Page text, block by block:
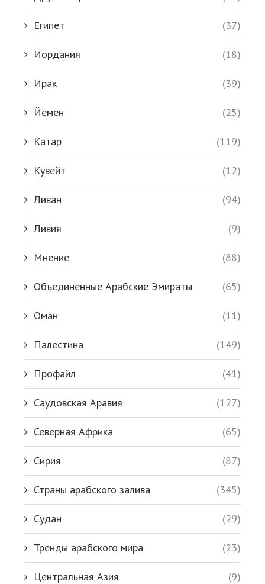
Египет (37)
Иордания (18)
Ирак (39)
Йемен (25)
Катар (119)
Кувейт (12)
Ливан (94)
Ливия (9)
Мнение (88)
Объединенные Арабские Эмираты (65)
Оман (11)
Палестина (149)
Профайл (41)
Саудовская Аравия (127)
Северная Африка (65)
Сирия (87)
Страны арабского залива (345)
Судан (29)
Тренды арабского мира (23)
Центральная Азия (9)